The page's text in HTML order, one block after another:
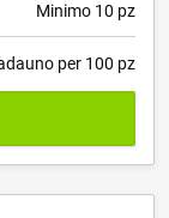
Minimo 10 pz
per 100 pz